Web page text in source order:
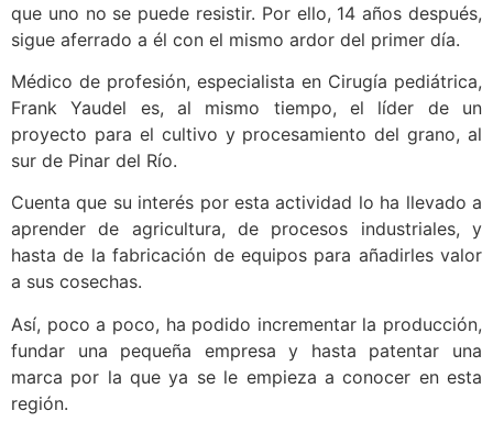
que uno no se puede resistir. Por ello, 14 años después,
sigue aferrado a él con el mismo ardor del primer día.
Médico de profesión, especialista en Cirugía pediátrica,
Frank Yaudel es, al mismo tiempo, el líder de un
proyecto para el cultivo y procesamiento del grano, al
sur de Pinar del Río.
Cuenta que su interés por esta actividad lo ha llevado a
aprender de agricultura, de procesos industriales, y
hasta de la fabricación de equipos para añadirles valor
a sus cosechas.
Así, poco a poco, ha podido incrementar la producción,
fundar una pequeña empresa y hasta patentar una
marca por la que ya se le empieza a conocer en esta
región.